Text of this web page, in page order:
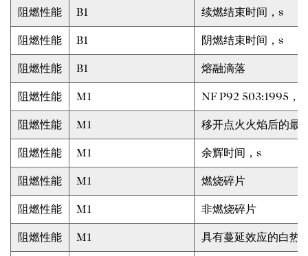
阻燃性能 B1 续燃结束时间，s
阻燃性能 B1 阴燃结束时间，s
阻燃性能 B1 熔融滴落
阻燃性能 M1 NF P92 503:1995，
阻燃性能 M1 移开点火火焰后的最
阻燃性能 M1 余辉时间，s
阻燃性能 M1 燃烧碎片
阻燃性能 M1 非燃烧碎片
阻燃性能 M1 具有蔓延效应的白热